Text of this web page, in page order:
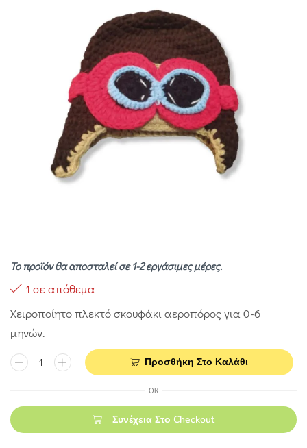
Το προϊόν θα αποσταλεί σε 1-2 εργάσιμες μέρες.
1 σε απόθεμα
Χειροποίητο πλεκτό σκουφάκι αεροπόρος για 0-6
μηνών.
Προσθήκη Στο Καλάθι
OR
Συνέχεια Στο Checkout